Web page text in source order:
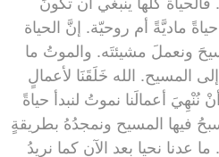
ماديَّةً أم روحيّة. إنَّ الحياة
ونعملَ مشيئتَه. والموتُ ما
المسيح. الله خَلَقَنَا لأعمالٍ
نُنْهِيَ أعمالَنا نموتُ لنبدأ حياةً
فيها المسيح ونمجدُهُ بطريقةٍ
(راجع 2قو5: 14-15). ما عدنا نحيا بعد الآن كما نريدُ